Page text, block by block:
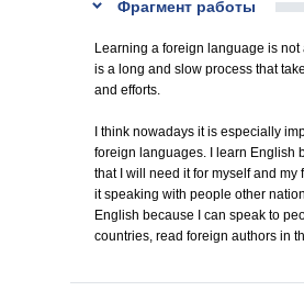
Фрагмент работы
Learning a foreign language is not
is a long and slow process that
and efforts.
I think nowadays it is especially
foreign languages. I learn English
that I will need it for myself and my
it speaking with people other
English because I can speak to
countries, read foreign authors in